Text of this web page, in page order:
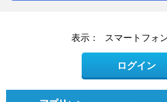
表示： スマートフォ
ログイン